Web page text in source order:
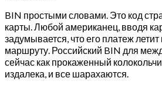
BIN простыми словами. Это код
карты. Любой американец, вводя
задумывается, что его платеж
маршруту. Российский BIN для
сейчас как прокаженный
издалека, и все шарахаются.